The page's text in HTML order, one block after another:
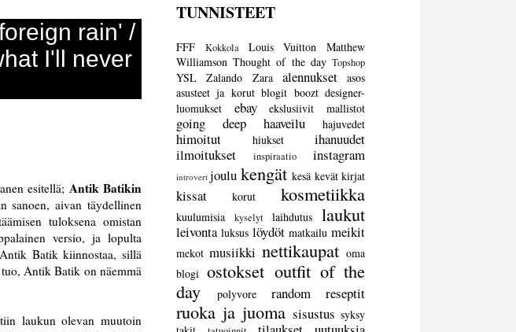
rain' /
I'll never
esitellä; Antik Batikin
sanoen, aivan täydellinen
tuloksena omistan
versio, ja lopulta
Batik kiinnostaa, sillä
Antik Batik on näemmä
laukun olevan muutoin
TUNNISTEET
FFF Kokkola Louis Vuitton
Matthew
Williamson Thought of the day Topshop
YSL Zalando Zara alennukset
asos
asusteet ja korut blogit boozt designer-
luomukset
ebay ekslusiivit mallistot
going deep haaveilu hajuvedet
himoitut hiukset
ihanuudet
ilmoitukset
inspiraatio instagram
introvert joulu kengät kesä kevät kirjat
kissat korut kosmetiikka
kuulumisia kyselyt laihdutus laukut
leivonta luksus löydöt matkailu meikit
mekot musiikki nettikaupat oma
blogi ostokset outfit of the
day
polyvore random reseptit
ruoka ja juoma sisustus syksy